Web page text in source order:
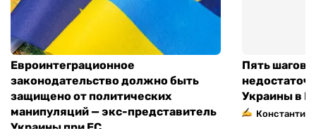
Евроинтеграционное
законодательство должно быть
защищено от политических
манипуляций — экс-представитель
Украины при ЕС
Пять шагов
Украины в
Константин